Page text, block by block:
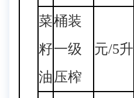
菜
籽
油
桶装
一级
压榨
元/5升